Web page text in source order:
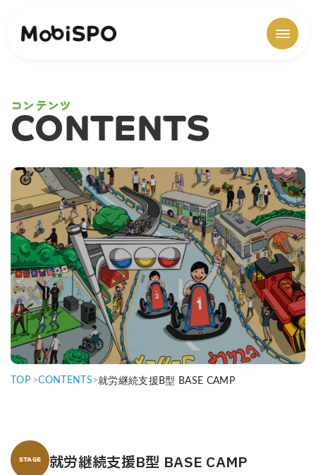
コンテンツ
CONTENTS
TOP >CONTENTS>就労継続支援B型 BASE CAMP
STAGE 就労継続支援B型 BASE CAMP